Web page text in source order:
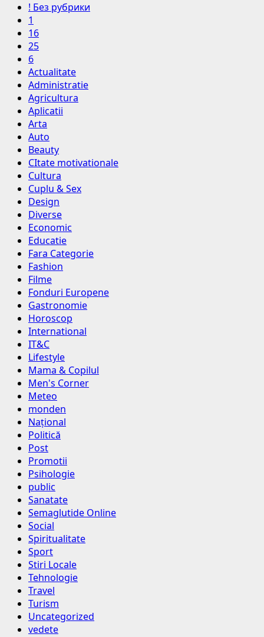
! Без рубрики
1
16
25
6
Actualitate
Administratie
Agricultura
Aplicatii
Arta
Auto
Beauty
CItate motivationale
Cultura
Cuplu & Sex
Design
Diverse
Economic
Educatie
Fara Categorie
Fashion
Filme
Fonduri Europene
Gastronomie
Horoscop
International
IT&C
Lifestyle
Mama & Copilul
Men's Corner
Meteo
monden
Național
Politică
Post
Promotii
Psihologie
public
Sanatate
Semaglutide Online
Social
Spiritualitate
Sport
Stiri Locale
Tehnologie
Travel
Turism
Uncategorized
vedete